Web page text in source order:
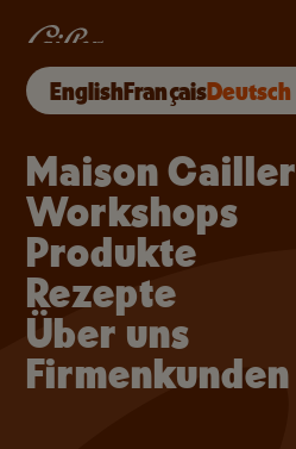
EnglishFrançaisDeutsch
Maison Cailler
Workshops
Produkte
Rezepte
Über uns
Firmenkunden
10–18 UHR · LETZTER TICKETVERKAUF 17